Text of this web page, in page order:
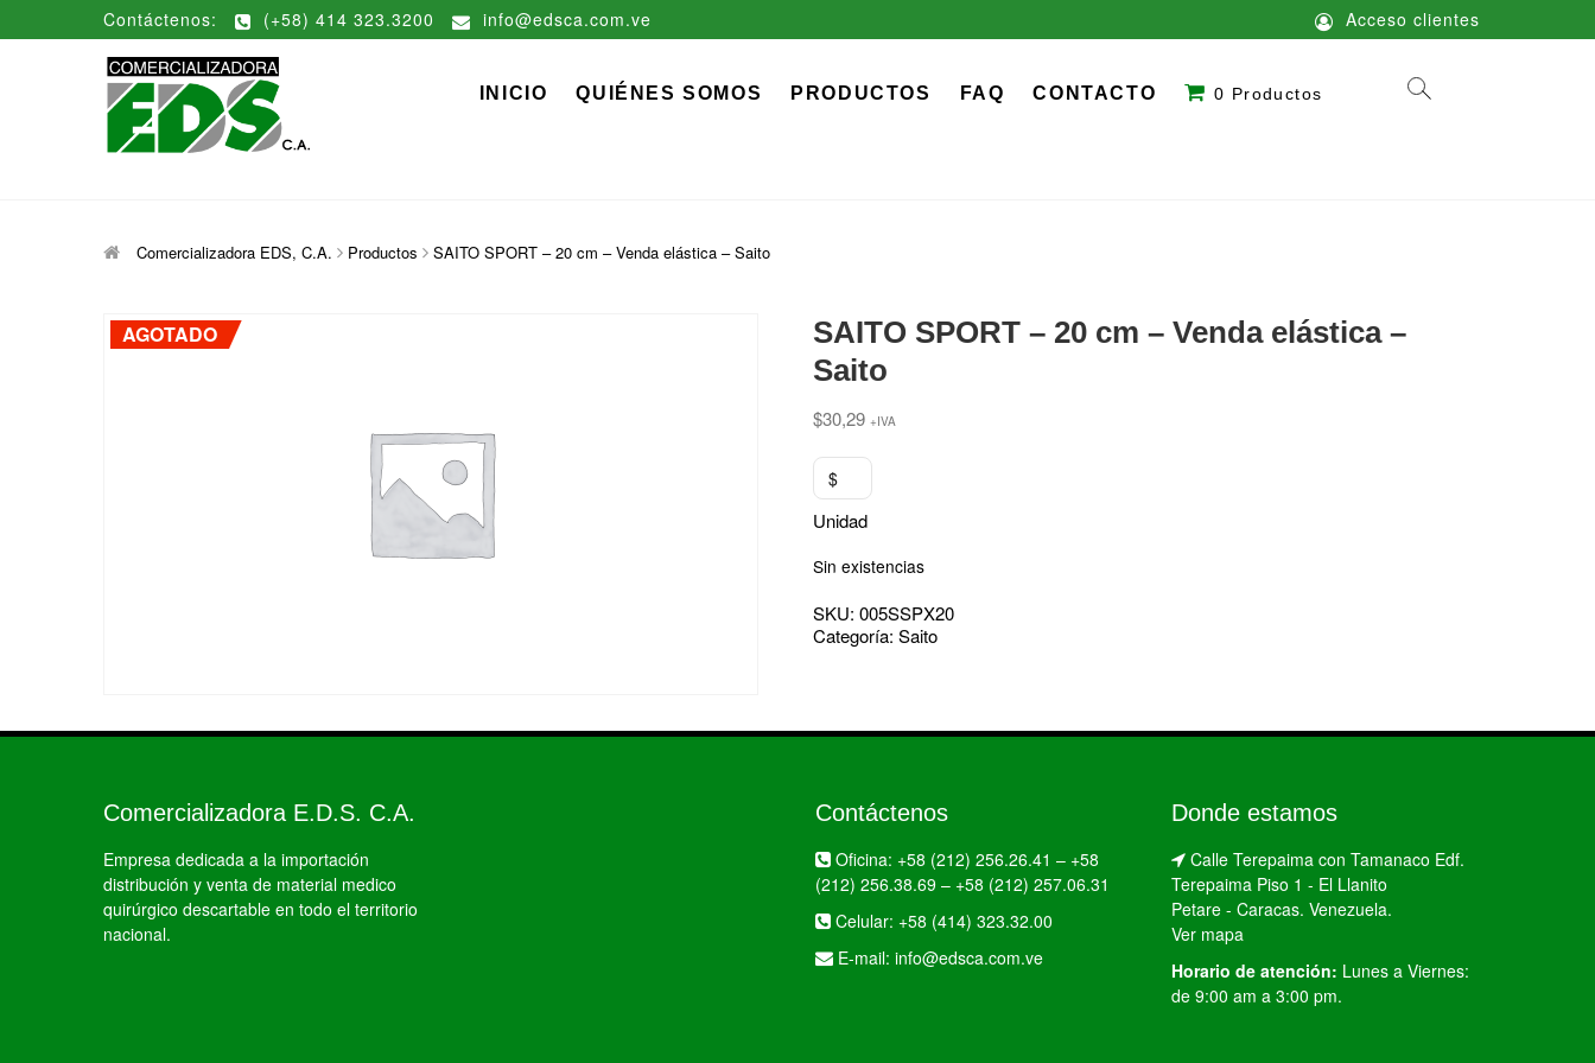
Contáctenos: (+58) 414 323.3200 info@edsca.com.ve Acceso clientes
Comercializadora EDS, C.A.
INICIO QUIÉNES SOMOS PRODUCTOS FAQ CONTACTO 0 Productos
Comercializadora EDS, C.A. Productos SAITO SPORT – 20 cm – Venda elástica – Saito
AGOTADO
SAITO SPORT – 20 cm – Venda elástica –
Saito
$30,29 +IVA
$
Unidad
Sin existencias
SKU: 005SSPX20
Categoría: Saito
Comercializadora E.D.S. C.A.
Empresa dedicada a la importación
distribución y venta de material medico
quirúrgico descartable en todo el territorio
nacional.
Contáctenos
Oficina: +58 (212) 256.26.41 – +58
(212) 256.38.69 – +58 (212) 257.06.31
Celular: +58 (414) 323.32.00
E-mail: info@edsca.com.ve
Donde estamos
Calle Terepaima con Tamanaco Edf.
Terepaima Piso 1 - El Llanito
Petare - Caracas. Venezuela.
Ver mapa
Horario de atención: Lunes a Viernes:
de 9:00 am a 3:00 pm.